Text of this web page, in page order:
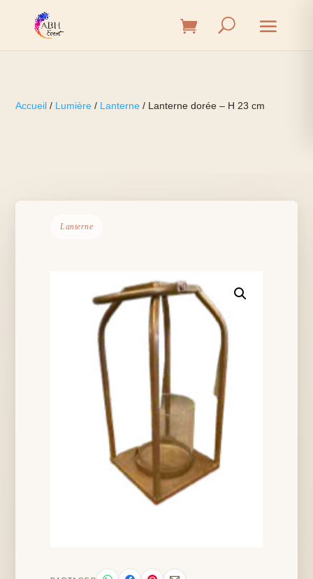
Accueil / Lumière / Lanterne / Lanterne dorée – H 23 cm
Lanterne